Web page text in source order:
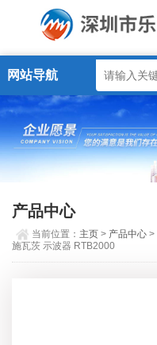
网站导航
产品中心
当前位置： 主页 > 产品中心 >
施瓦茨 示波器 RTB2000